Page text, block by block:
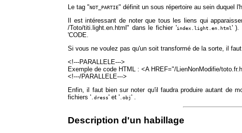
Le tag "NOT_PARTIE" définit un sous répertoire au sein duquel
Il est intéressant de noter que tous les liens qui
/Toto/titi.light.en.html" dans le fichier 'index.light.en.html' ).
'CODE.
Si vous ne voulez pas qu'un soit transformé de la sorte, il
<!---PARALLELE--->
Exemple de code HTML : <A HREF="/LienNonModifie/
<!---/PARALLELE--->
Enfin, il faut bien sur noter qu'il faudra produire autant de
fichiers ' .dress' et ' .obj' .
Description d'un habillage